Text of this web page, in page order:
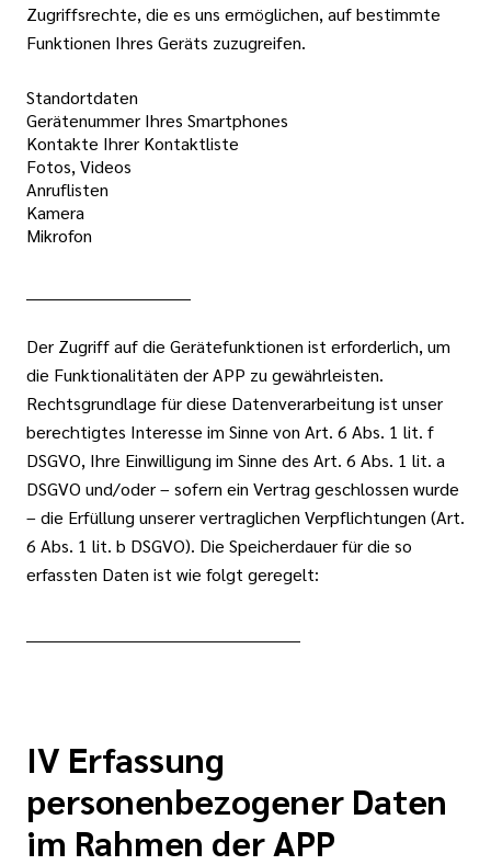
Zugriffsrechte, die es uns ermöglichen, auf bestimmte
Funktionen Ihres Geräts zuzugreifen.
Standortdaten
Gerätenummer Ihres Smartphones
Kontakte Ihrer Kontaktliste
Fotos, Videos
Anruflisten
Kamera
Mikrofon
Der Zugriff auf die Gerätefunktionen ist erforderlich, um
die Funktionalitäten der APP zu gewährleisten.
Rechtsgrundlage für diese Datenverarbeitung ist unser
berechtigtes Interesse im Sinne von Art. 6 Abs. 1 lit. f
DSGVO, Ihre Einwilligung im Sinne des Art. 6 Abs. 1 lit. a
DSGVO und/oder – sofern ein Vertrag geschlossen wurde
– die Erfüllung unserer vertraglichen Verpflichtungen (Art.
6 Abs. 1 lit. b DSGVO). Die Speicherdauer für die so
erfassten Daten ist wie folgt geregelt:
IV Erfassung
personenbezogener Daten
im Rahmen der APP